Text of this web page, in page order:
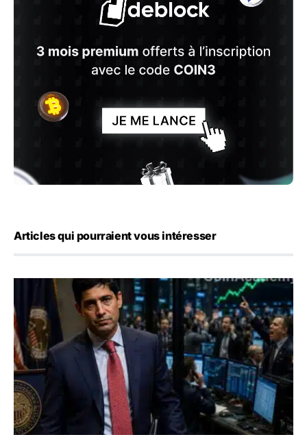
Articles qui pourraient vous intéresser
Emploi américain : 23 000 postes détruits en juillet, les